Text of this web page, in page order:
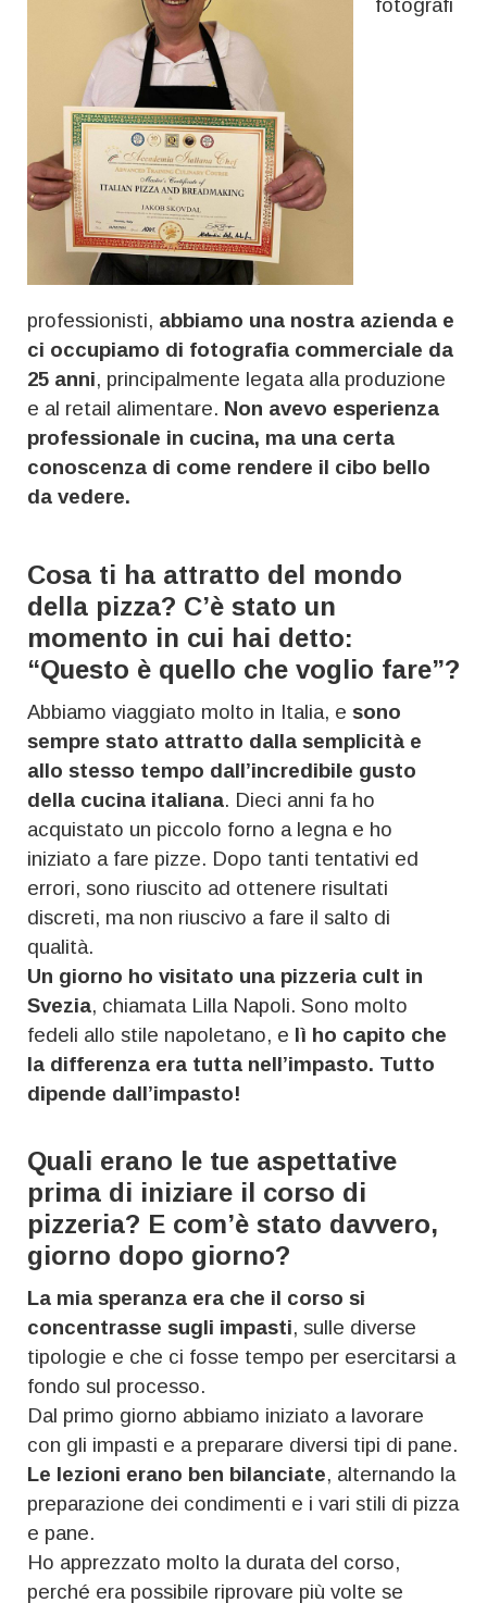
fotografi
professionisti, abbiamo una nostra azienda e
ci occupiamo di fotografia commerciale da
25 anni, principalmente legata alla produzione
e al retail alimentare. Non avevo esperienza
professionale in cucina, ma una certa
conoscenza di come rendere il cibo bello
da vedere.
Cosa ti ha attratto del mondo
della pizza? C’è stato un
momento in cui hai detto:
“Questo è quello che voglio fare”?
Abbiamo viaggiato molto in Italia, e sono
sempre stato attratto dalla semplicità e
allo stesso tempo dall’incredibile gusto
della cucina italiana. Dieci anni fa ho
acquistato un piccolo forno a legna e ho
iniziato a fare pizze. Dopo tanti tentativi ed
errori, sono riuscito ad ottenere risultati
discreti, ma non riuscivo a fare il salto di
qualità.
Un giorno ho visitato una pizzeria cult in
Svezia, chiamata Lilla Napoli. Sono molto
fedeli allo stile napoletano, e lì ho capito che
la differenza era tutta nell’impasto. Tutto
dipende dall’impasto!
Quali erano le tue aspettative
prima di iniziare il corso di
pizzeria? E com’è stato davvero,
giorno dopo giorno?
La mia speranza era che il corso si
concentrasse sugli impasti, sulle diverse
tipologie e che ci fosse tempo per esercitarsi a
fondo sul processo.
Dal primo giorno abbiamo iniziato a lavorare
con gli impasti e a preparare diversi tipi di pane.
Le lezioni erano ben bilanciate, alternando la
preparazione dei condimenti e i vari stili di pizza
e pane.
Ho apprezzato molto la durata del corso,
perché era possibile riprovare più volte se